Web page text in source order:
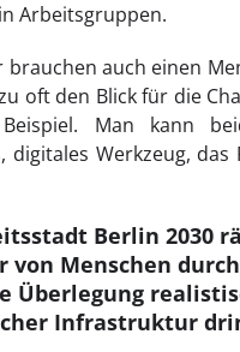
Arbeitsgruppen.
auch einen
oft den Blick für die
Man kann
Werkzeug,
Berlin 2030
Menschen
Überlegung
Infrastruktur